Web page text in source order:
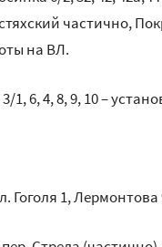
частично,
на ВЛ.
1, 6, 4, 8, 9, 10 –
Гоголя 1,